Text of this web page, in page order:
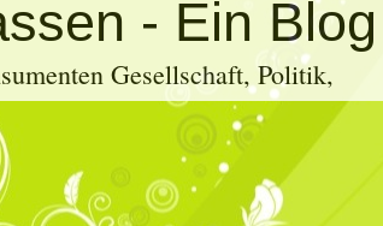
Gesellschaft, Politik,